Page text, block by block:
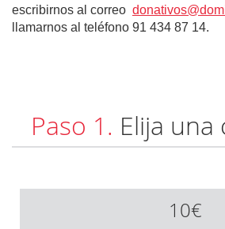
escribirnos al correo
llamarnos al teléfono 91 434 87 14.
Paso 1. Elija una
10€